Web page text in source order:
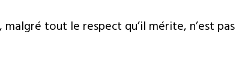
malgré tout le respect qu’il mérite, n’est pas